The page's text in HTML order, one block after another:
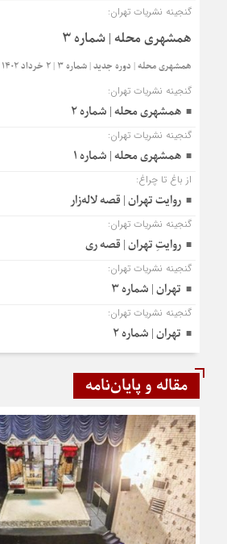
گنجینه نشریات تهران:
همشهری محله | شماره ۳
همشهری محله | دوره جدید | شماره 3 | 2 خرداد ۱۴۰۲
گنجینه نشریات تهران:
همشهری محله | شماره ۲
گنجینه نشریات تهران:
همشهری محله | شماره ۱
از باغ تا چراغ:
روایت تهران | قصه لاله‌زار
گنجینه نشریات تهران:
روایتِ تهران | قصه ری
گنجینه نشریات تهران:
تهران | شماره ۳
گنجینه نشریات تهران:
تهران | شماره ۲
مقاله و پایان‌نامه